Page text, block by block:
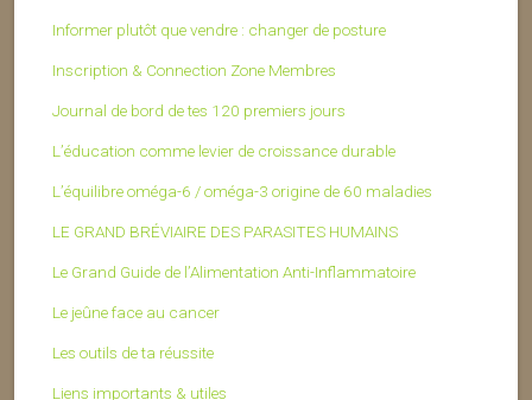
Informer plutôt que vendre : changer de posture
Inscription & Connection Zone Membres
Journal de bord de tes 120 premiers jours
L’éducation comme levier de croissance durable
L’équilibre oméga-6 / oméga-3 origine de 60 maladies
LE GRAND BRÉVIAIRE DES PARASITES HUMAINS
Le Grand Guide de l’Alimentation Anti-Inflammatoire
Le jeûne face au cancer
Les outils de ta réussite
Liens importants & utiles